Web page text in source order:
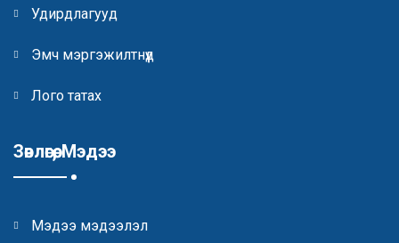
Удирдлагууд
Эмч мэргэжилтнүүд
Лого татах
Зөвлөгөө, Мэдээ
Мэдээ мэдээлэл